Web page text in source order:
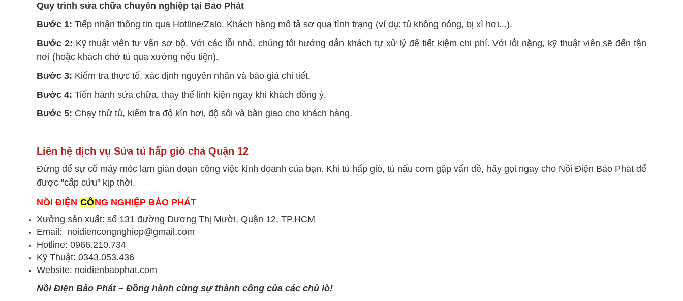
Quy trình sửa chữa chuyên nghiệp tại Bảo Phát
Bước 1: Tiếp nhận thông tin qua Hotline/Zalo. Khách hàng mô tả sơ qua tình trạng (ví dụ: tủ không nóng, bị xì hơi...).
Bước 2: Kỹ thuật viên tư vấn sơ bộ. Với các lỗi nhỏ, chúng tôi hướng dẫn khách tự xử lý để tiết kiệm chi phí. Với lỗi nặng, kỹ thuật viên sẽ đến tận
nơi (hoặc khách chở tủ qua xưởng nếu tiện).
Bước 3: Kiểm tra thực tế, xác định nguyên nhân và báo giá chi tiết.
Bước 4: Tiến hành sửa chữa, thay thế linh kiện ngay khi khách đồng ý.
Bước 5: Chạy thử tủ, kiểm tra độ kín hơi, độ sôi và bàn giao cho khách hàng.
Liên hệ dịch vụ Sửa tủ hấp giò chả Quận 12
Đừng để sự cố máy móc làm gián đoạn công việc kinh doanh của bạn. Khi tủ hấp giò, tủ nấu cơm gặp vấn đề, hãy gọi ngay cho Nồi Điện Bảo Phát để
được "cấp cứu" kịp thời.
NỒI ĐIỆN CÔNG NGHIỆP BẢO PHÁT
Xưởng sản xuất: số 131 đường Dương Thị Mười, Quận 12, TP.HCM
Email: noidiencongnghiep@gmail.com
Hotline: 0966.210.734
Kỹ Thuật: 0343.053.436
Website: noidienbaophat.com
Nồi Điện Bảo Phát – Đồng hành cùng sự thành công của các chủ lò!